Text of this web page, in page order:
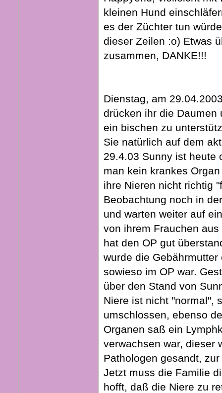
kleinen Hund
es der Züchter tun
dieser Zeilen :o) Etwas
zusammen, DANKE!!!
Dienstag, am
drücken ihr die Daumen
ein bischen zu
Sie natürlich auf dem
29.4.03 Sunny ist heute
man kein krankes
ihre Nieren nicht richtig
Beobachtung noch in
und warten weiter auf
von ihrem Frauchen
hat den OP gut
wurde die
sowieso im OP war.
über den Stand von
Niere ist nicht "normal",
umschlossen, ebenso
Organen saß ein
verwachsen war, dieser
Pathologen gesandt,
Jetzt muss die Familie
hofft, daß die Niere zu